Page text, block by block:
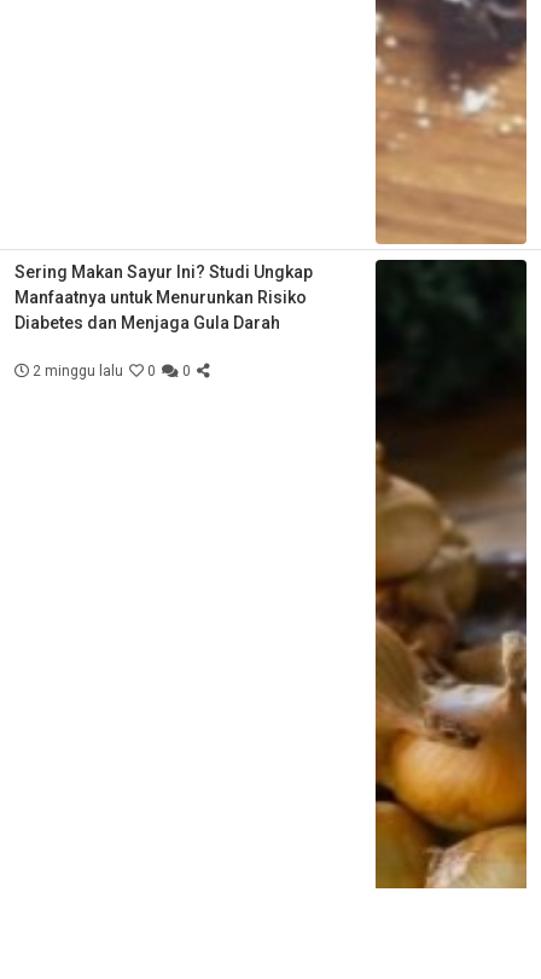
Sering Makan Sayur Ini? Studi Ungkap
Manfaatnya untuk Menurunkan Risiko
Diabetes dan Menjaga Gula Darah
2 minggu lalu 0 0